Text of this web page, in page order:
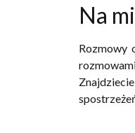
Na
Rozmowy